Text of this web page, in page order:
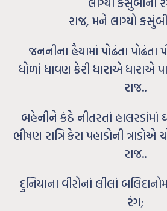
રાજ, મને લાગ્યો
જનનીના હૈયામાં પોઢંતા પોઢંતા
ધોળાં ધાવણ કેરી ધારાએ ધારાએ
રાજ..
બહેનીને કંઠે નીતરતાં હાલરડાંમાં
ભીષણ રાત્રિ કેરા પહાડોની
રાજ..
દુનિયાના વીરોનાં લીલાં
રંગ;